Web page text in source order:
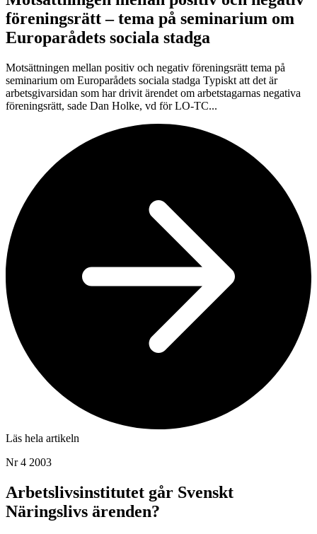
föreningsrätt – tema på seminarium om
Europarådets sociala stadga
Motsättningen mellan positiv och negativ föreningsrätt tema på
seminarium om Europarådets sociala stadga Typiskt att det är
arbetsgivarsidan som har drivit ärendet om arbetstagarnas negativa
föreningsrätt, sade Dan Holke, vd för LO-TC...
Läs hela artikeln
Nr 4 2003
Arbetslivsinstitutet går Svenskt
Näringslivs ärenden?